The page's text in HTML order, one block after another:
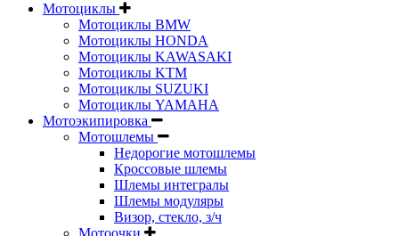
Мотоциклы
Мотоциклы BMW
Мотоциклы HONDA
Мотоциклы KAWASAKI
Мотоциклы KTM
Мотоциклы SUZUKI
Мотоциклы YAMAHA
Мотоэкипировка
Мотошлемы
Недорогие мотошлемы
Кроссовые шлемы
Шлемы интегралы
Шлемы модуляры
Визор, стекло, з/ч